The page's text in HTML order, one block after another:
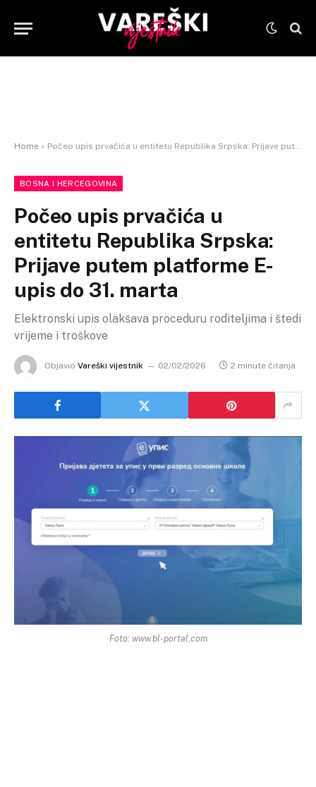
Home » Počeo upis prvačića u entitetu Republika Srpska: Prijave putem platforme E-upis do 31. marta
BOSNA I HERCEGOVINA
Počeo upis prvačića u
entitetu Republika Srpska:
Prijave putem platforme E-
upis do 31. marta
Elektronski upis olakšava proceduru roditeljima i štedi
vrijeme i troškove
Objavio Vareški vijestnik 02/02/2026 2 minute čitanja
Foto: www.bl-portal.com